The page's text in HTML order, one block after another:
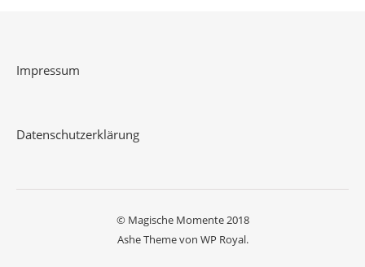
Impressum
Datenschutzerklärung
© Magische Momente 2018
Ashe Theme von WP Royal.